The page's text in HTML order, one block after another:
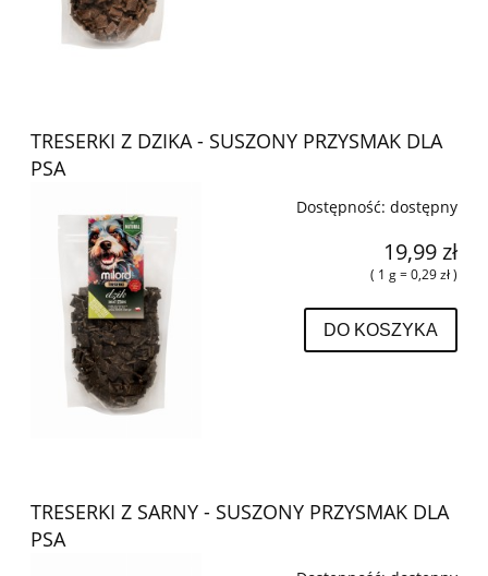
TRESERKI Z DZIKA - SUSZONY PRZYSMAK DLA
PSA
Dostępność: dostępny
19,99 zł
( 1 g = 0,29 zł )
DO KOSZYKA
TRESERKI Z SARNY - SUSZONY PRZYSMAK DLA
PSA